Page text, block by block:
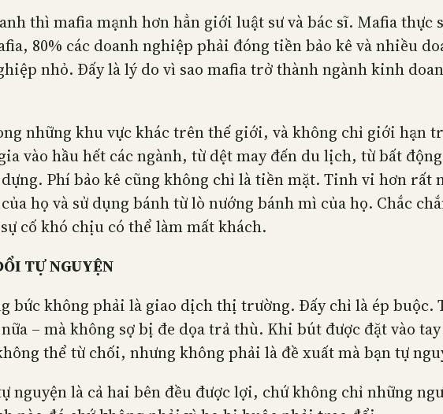
thì mafia mạnh hơn hẳn giới luật sư và bác sĩ. Mafia
80% các doanh nghiệp phải đóng tiền bảo kê và nhiều
nhỏ. Đấy là lý do vì sao mafia trở thành ngành kinh
những khu vực khác trên thế giới, và không chỉ giới hạn
vào hầu hết các ngành, từ dệt may đến du lịch, từ bất
Phí bảo kê cũng không chỉ là tiền mặt. Tinh vi hơn rất
họ và sử dụng bánh từ lò nướng bánh mì của họ. Chắc
cố khó chịu có thể làm mất khách.
TỰ NGUYỆN
bức không phải là giao dịch thị trường. Đấy chỉ là ép
– mà không sợ bị đe dọa trả thù. Khi bút được đặt vào
thể từ chối, nhưng không phải là đề xuất mà bạn tự
nguyện là cả hai bên đều được lợi, chứ không chỉ những